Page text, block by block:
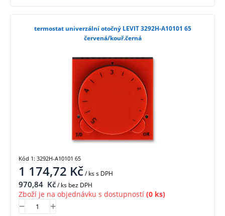
termostat univerzální otočný LEVIT 3292H-A10101 65
červená/kouř.černá
1 174,72 Kč/ kss DPH
970,84 Kč/ ks bez DPH
Zboží je na objednávku s dostupností (0 ks)
Kód 1: 3292H-A10101 65